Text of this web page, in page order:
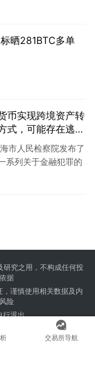
晒281BTC多单
币实现跨境资产转
式，可能存在逃
起相关部门的高度
，并积极加强监管
市人民检察院发布了
系列关于金融犯罪的
究之用，不构成任何投
据
谨慎使用相关数据及内
险
行退出
by
23btc.com
交易所导航